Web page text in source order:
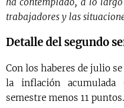
trabajadores y las
Detalle del segundo
Con los haberes de julio
la inflación
semestre menos 11 puntos.